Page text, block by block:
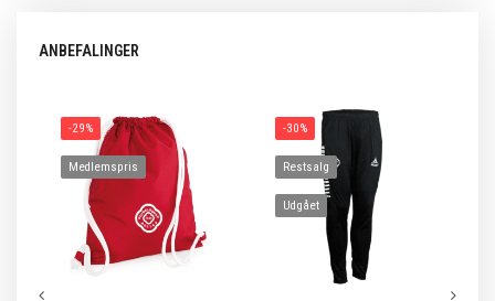
ANBEFALINGER
-29%
Medlemspris
-30%
Restsalg
Udgået